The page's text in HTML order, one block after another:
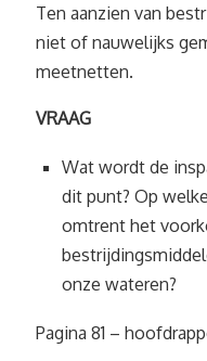
Ten aanzien van
niet of nauwelijks
meetnetten.
VRAAG
Wat wordt de
dit punt? Op
omtrent het
onze wateren?
Pagina 81 –